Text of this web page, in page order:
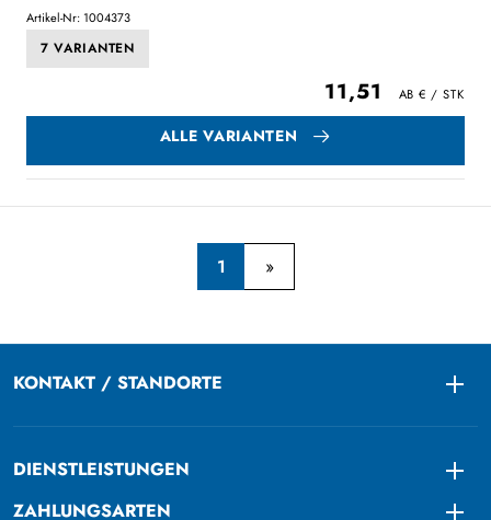
Artikel-Nr: 1004373
7 VARIANTEN
11,51
ALLE VARIANTEN
1
KONTAKT / STANDORTE
DIENSTLEISTUNGEN
ZAHLUNGSARTEN